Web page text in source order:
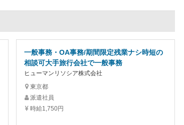
一般事務・OA事務/期間限定残業ナシ時短の
相談可大手旅行会社で一般事務
ヒューマンリソシア株式会社
東京都
派遣社員
時給1,750円